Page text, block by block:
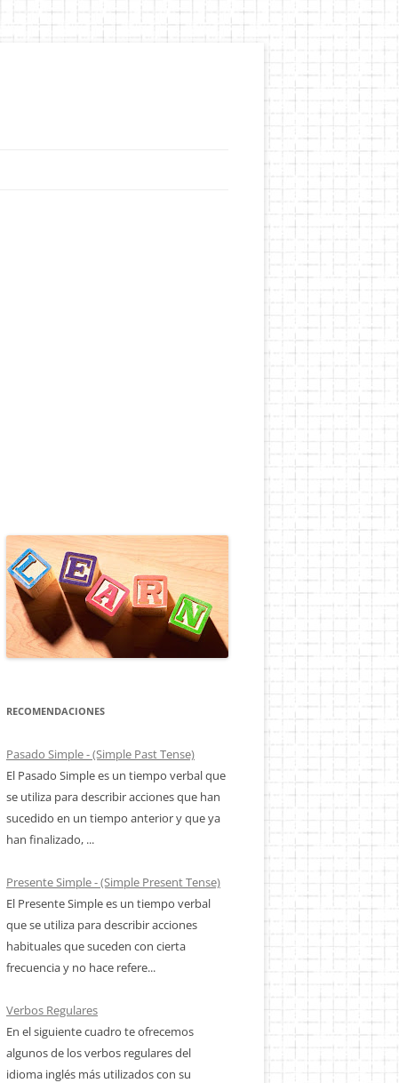
RECOMENDACIONES
Pasado Simple - (Simple Past Tense)
El Pasado Simple es un tiempo verbal que
se utiliza para describir acciones que han
sucedido en un tiempo anterior y que ya
han finalizado, ...
Presente Simple - (Simple Present Tense)
El Presente Simple es un tiempo verbal
que se utiliza para describir acciones
habituales que suceden con cierta
frecuencia y no hace refere...
Verbos Regulares
En el siguiente cuadro te ofrecemos
algunos de los verbos regulares del
idioma inglés más utilizados con su